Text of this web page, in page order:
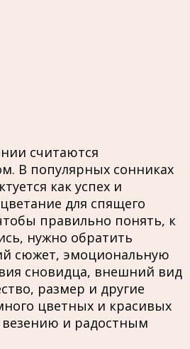
считаются
В популярных сонниках
как успех и
для спящего
правильно понять, к
нужно обратить
сюжет, эмоциональную
сновидца, внешний вид
размер и другие
цветных и красивых
и радостным